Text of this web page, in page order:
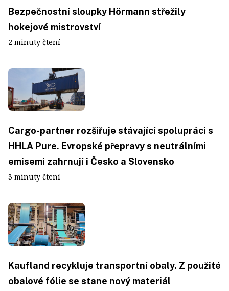
Bezpečnostní sloupky Hörmann střežily
hokejové mistrovství
2 minuty čtení
Cargo-partner rozšiřuje stávající spolupráci s
HHLA Pure. Evropské přepravy s neutrálními
emisemi zahrnují i Česko a Slovensko
3 minuty čtení
Kaufland recykluje transportní obaly. Z použité
obalové fólie se stane nový materiál